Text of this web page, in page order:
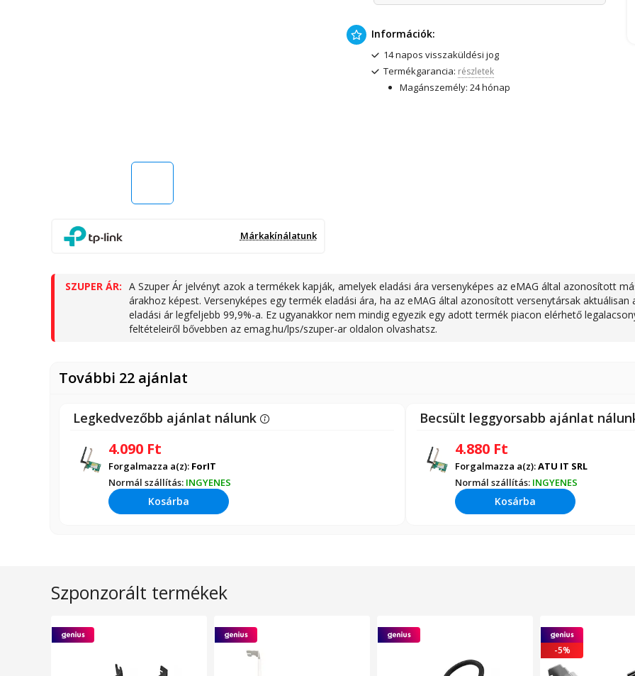
Márkakínálatunk
Információk:
14 napos visszaküldési jog
Termékgarancia: részletek
Magánszemély: 24 hónap
SZUPER ÁR: A Szuper Ár jelvényt azok a termékek kapják, amelyek eladási ára versenyképes az eMAG által azonosított
árakhoz képest. Versenyképes egy termék eladási ára, ha az eMAG által azonosított versenytársak
eladási ár legfeljebb 99,9%-a. Ez ugyanakkor nem mindig egyezik egy adott termék piacon elérhető
feltételeiről bővebben az emag.hu/lps/szuper-ar oldalon olvashatsz.
További 22 ajánlat
Legkedvezőbb ajánlat nálunk
4.090 Ft
Forgalmazza a(z): ForIT
Normál szállítás: INGYENES
Kosárba
Becsült leggyorsabb ajánlat
4.880 Ft
Forgalmazza a(z):ATU IT SRL
Normál szállítás: INGYENES
Kosárba
Szponzorált termékek
-5%